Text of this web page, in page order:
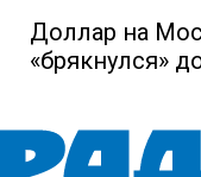
Доллар на
«брякнулся»